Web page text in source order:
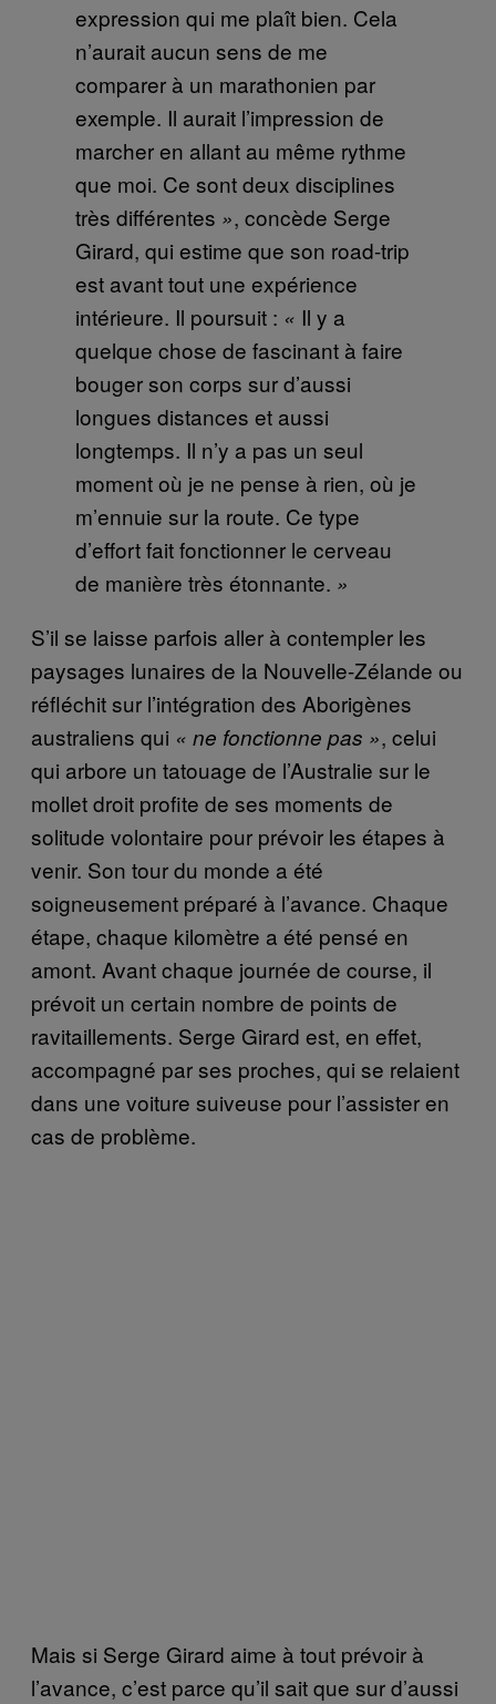
expression qui me plaît bien. Cela
n’aurait aucun sens de me
comparer à un marathonien par
exemple. Il aurait l’impression de
marcher en allant au même rythme
que moi. Ce sont deux disciplines
très différentes », concède Serge
Girard, qui estime que son road-trip
est avant tout une expérience
intérieure. Il poursuit : « Il y a
quelque chose de fascinant à faire
bouger son corps sur d’aussi
longues distances et aussi
longtemps. Il n’y a pas un seul
moment où je ne pense à rien, où je
m’ennuie sur la route. Ce type
d’effort fait fonctionner le cerveau
de manière très étonnante. »
S’il se laisse parfois aller à contempler les
paysages lunaires de la Nouvelle-Zélande ou
réfléchit sur l’intégration des Aborigènes
australiens qui « ne fonctionne pas », celui
qui arbore un tatouage de l’Australie sur le
mollet droit profite de ses moments de
solitude volontaire pour prévoir les étapes à
venir. Son tour du monde a été
soigneusement préparé à l’avance. Chaque
étape, chaque kilomètre a été pensé en
amont. Avant chaque journée de course, il
prévoit un certain nombre de points de
ravitaillements. Serge Girard est, en effet,
accompagné par ses proches, qui se relaient
dans une voiture suiveuse pour l’assister en
cas de problème.
Mais si Serge Girard aime à tout prévoir à
l’avance, c’est parce qu’il sait que sur d’aussi